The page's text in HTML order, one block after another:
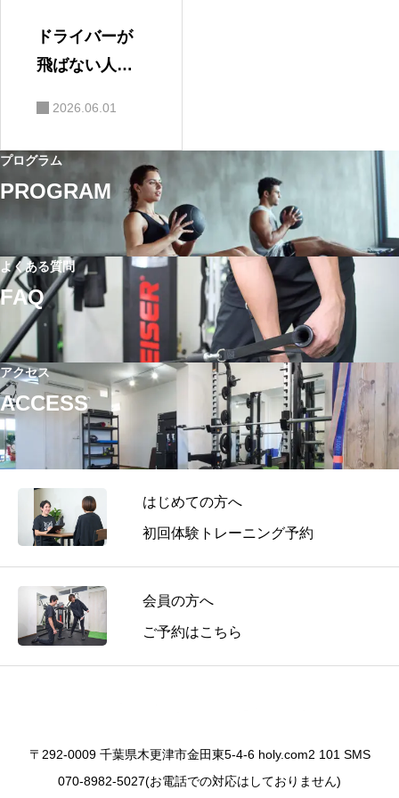
ドライバーが
飛ばない人に
特徴5選
2026.06.01
プログラム
PROGRAM
よくある質問
FAQ
アクセス
ACCESS
はじめての方へ
初回体験トレーニング予約
会員の方へ
ご予約はこちら
〒292-0009 千葉県木更津市金田東5-4-6 holy.com2 101 SMS
070-8982-5027(お電話での対応はしておりません)